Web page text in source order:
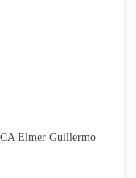
Elmer Guillermo